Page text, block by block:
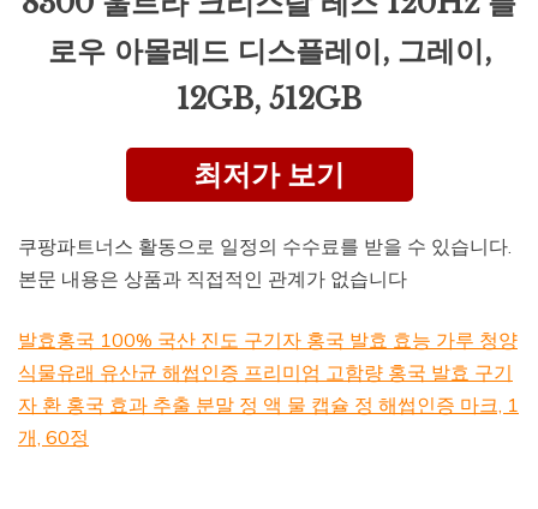
로우 아몰레드 디스플레이, 그레이,
12GB, 512GB
최저가 보기
쿠팡파트너스 활동으로 일정의 수수료를 받을 수 있습니다.
본문 내용은 상품과 직접적인 관계가 없습니다
발효홍국 100% 국산 진도 구기자 홍국 발효 효능 가루 청양
식물유래 유산균 해썹인증 프리미엄 고함량 홍국 발효 구기
자 환 홍국 효과 추출 분말 정 액 물 캡슐 정 해썹인증 마크, 1
개, 60정